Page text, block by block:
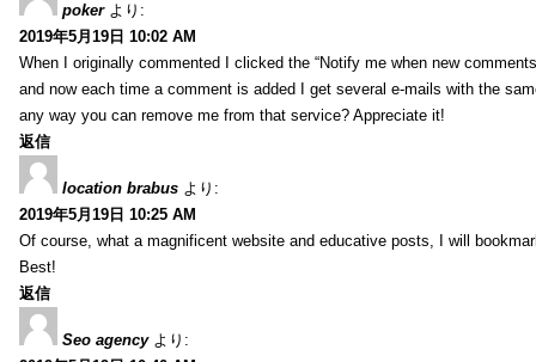
poker より:
2019年5月19日 10:02 AM
When I originally commented I clicked the “Notify me when new
and now each time a comment is added I get several e-mails with the
any way you can remove me from that service? Appreciate it!
返信
location brabus より:
2019年5月19日 10:25 AM
Of course, what a magnificent website and educative posts, I will
Best!
返信
Seo agency より: